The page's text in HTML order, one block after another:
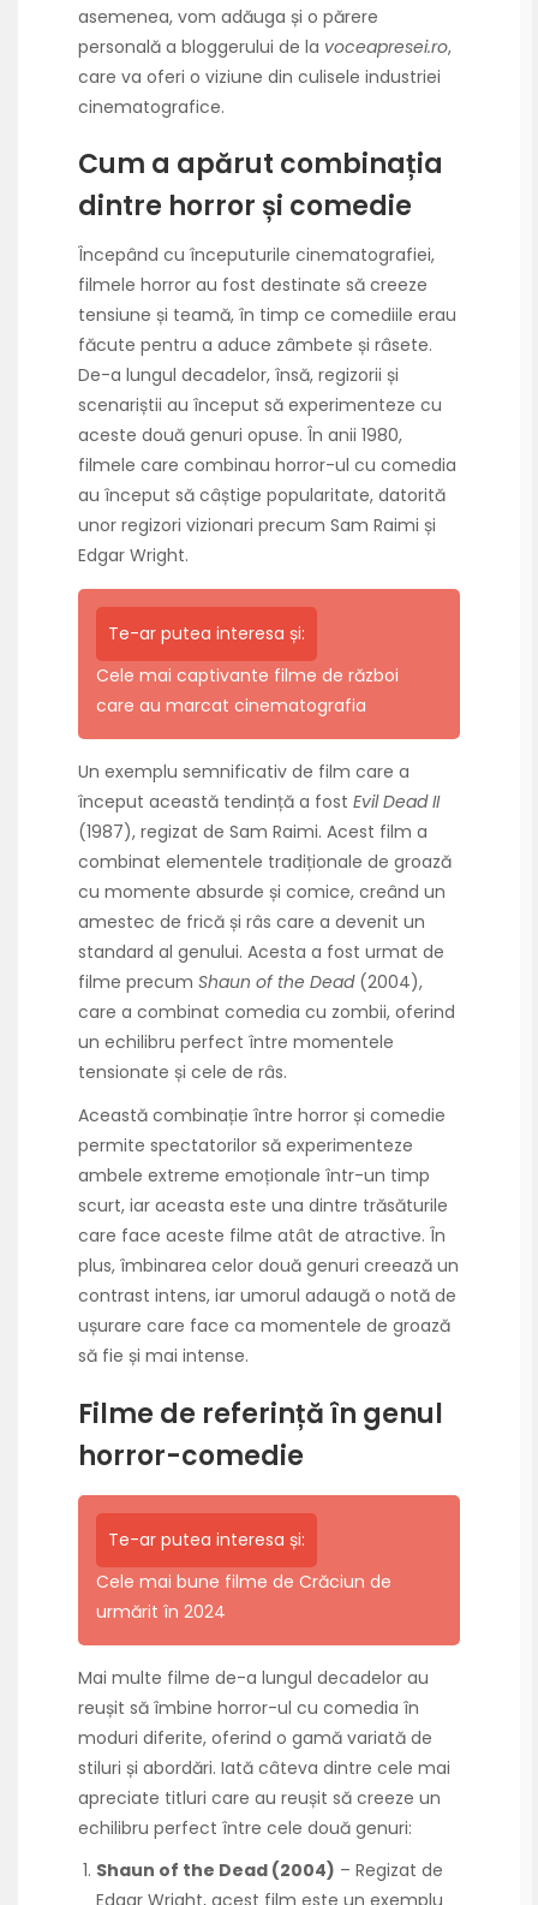
asemenea, vom adăuga și o părere
personală a bloggerului de la voceapresei.ro,
care va oferi o viziune din culisele industriei
cinematografice.
Cum a apărut combinația
dintre horror și comedie
Începând cu începuturile cinematografiei,
filmele horror au fost destinate să creeze
tensiune și teamă, în timp ce comediile erau
făcute pentru a aduce zâmbete și râsete.
De-a lungul decadelor, însă, regizorii și
scenariștii au început să experimenteze cu
aceste două genuri opuse. În anii 1980,
filmele care combinau horror-ul cu comedia
au început să câștige popularitate, datorită
unor regizori vizionari precum Sam Raimi și
Edgar Wright.
Te-ar putea interesa și:
Cele mai captivante filme de război
care au marcat cinematografia
Un exemplu semnificativ de film care a
început această tendință a fost Evil Dead II
(1987), regizat de Sam Raimi. Acest film a
combinat elementele tradiționale de groază
cu momente absurde și comice, creând un
amestec de frică și râs care a devenit un
standard al genului. Acesta a fost urmat de
filme precum Shaun of the Dead(2004),
care a combinat comedia cu zombii, oferind
un echilibru perfect între momentele
tensionate și cele de râs.
Această combinație între horror și comedie
permite spectatorilor să experimenteze
ambele extreme emoționale într-un timp
scurt, iar aceasta este una dintre trăsăturile
care face aceste filme atât de atractive. În
plus, îmbinarea celor două genuri creează un
contrast intens, iar umorul adaugă o notă de
ușurare care face ca momentele de groază
să fie și mai intense.
Filme de referință în genul
horror-comedie
Te-ar putea interesa și:
Cele mai bune filme de Crăciun de
urmărit în 2024
Mai multe filme de-a lungul decadelor au
reușit să îmbine horror-ul cu comedia în
moduri diferite, oferind o gamă variată de
stiluri și abordări. Iată câteva dintre cele mai
apreciate titluri care au reușit să creeze un
echilibru perfect între cele două genuri:
Shaun of the Dead (2004) – Regizat de